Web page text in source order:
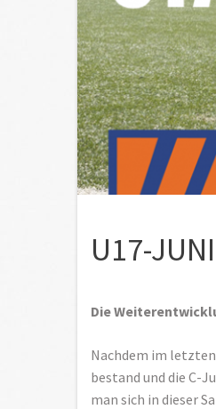
U17-
Die
Nachdem im
bestand und die C-
man sich in dieser